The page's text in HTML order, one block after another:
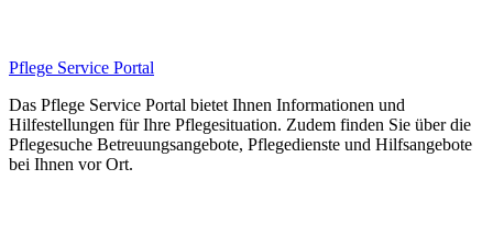
Pflege Service Portal
Das Pflege Service Portal bietet Ihnen Informationen und
Hilfestellungen für Ihre Pflegesituation. Zudem finden Sie über die
Pflegesuche Betreuungsangebote, Pflegedienste und Hilfsangebote
bei Ihnen vor Ort.